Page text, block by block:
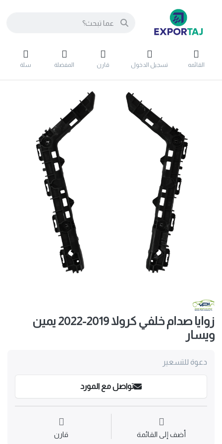
القائمه تسجيل الدخول قارن المفضلة سلة
زوايا صدام خلفي كرولا 2019-2022 يمين
ويسار
دعوة للتسعير
تواصل مع المورد
أضف إلى القائمة قارن